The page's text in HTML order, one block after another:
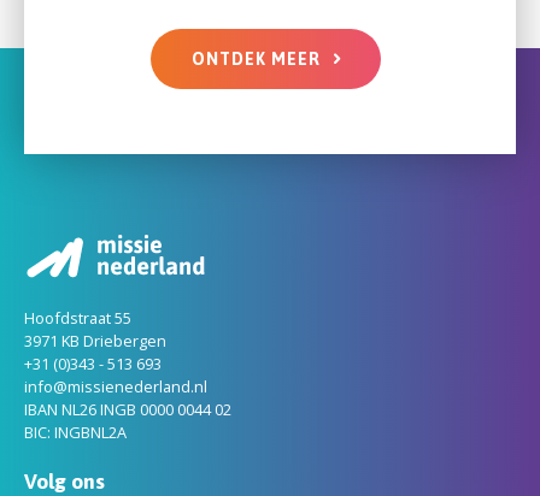
ONTDEK MEER
Hoofdstraat 55
3971 KB Driebergen
+31 (0)343 - 513 693
info@missienederland.nl
IBAN NL26 INGB 0000 0044 02
BIC: INGBNL2A
Volg ons